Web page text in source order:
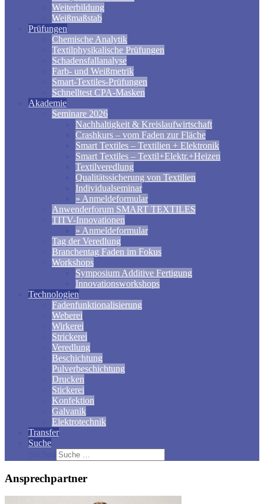
Weiterbildung
Weißmaßstab
Prüfungen
Chemische Analytik
Textilphysikalische Prüfungen
Schadensfallanalyse
Farb- und Weißmetrik
Smart-Textiles-Prüfungen
Schnelltest CPA-Masken
Akademie
Seminare 2026
Nachhaltigkeit & Kreislaufwirtschaft
Crashkurs – vom Faden zur Fläche
Smart Textiles – Textilien + Elektronik
Smart Textiles – Textil+Elektr.+Heizen
Textilveredlung
Qualitätssicherung von Textilien
Individualseminar
» Anmeldeformular
Anwenderforum SMART TEXTILES
TITV-Innovationen
» Anmeldeformular
Tag der Veredlung
Branchentag Faden im Fokus
Workshops
Symposium Additive Fertigung
Innovationsworkshops
Technologien
Fadenfunktionalisierung
Weberei
Wirkerei
Strickerei
Veredlung
Beschichtung
Pulverbeschichtung
Drucken
Stickerei
Konfektion
Galvanik
Elektrotechnik
Transfer
Suche
Ansprechpartner